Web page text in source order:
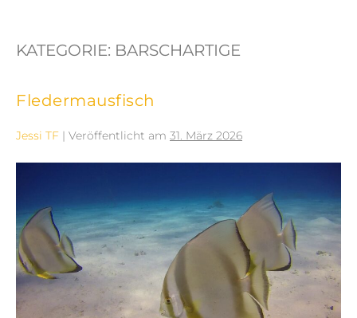
KATEGORIE: BARSCHARTIGE
Fledermausfisch
Jessi TF | Veröffentlicht am 31. März 2026